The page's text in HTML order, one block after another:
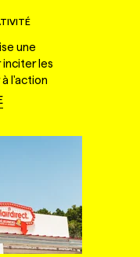
une
les
à l'action